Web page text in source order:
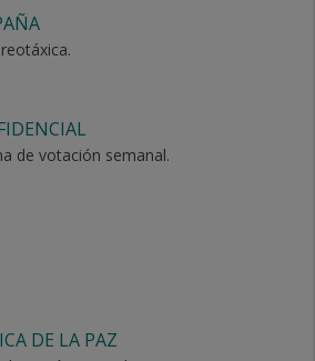
de votación semanal.
DE LA PAZ